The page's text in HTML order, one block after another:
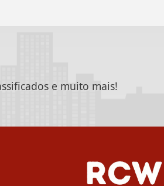
e muito mais!